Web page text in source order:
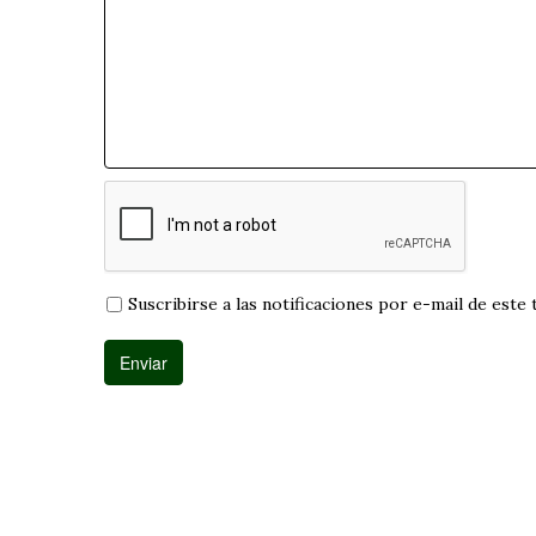
Suscribirse a las notificaciones por e-mail de este